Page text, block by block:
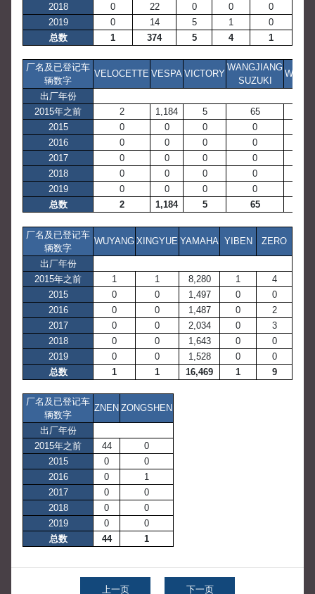
2018
0 22 0 0
0
2019
0 14 5 1
0
总数
1 374 5 4 1
厂名及已登记车
辆数字
VELOCETTE VESPA VICTORY
WANGJIANG
SUZUKI
出厂年份
2015年之前
2 1,184 5 65
2015
0 0 0 0
2016
0 0 0 0
2017
0 0 0 0
2018
0 0 0 0
2019
0 0 0 0
总数
2 1,184 5 65
厂名及已登记车
辆数字
WUYANG XINGYUE YAMAHA YIBEN ZERO
出厂年份
2015年之前
1 1 8,280 1
4
2015
0 0 1,497 0
0
2016
0 0 1,487 0
2
2017
0 0 2,034 0
3
2018
0 0 1,643 0
0
2019
0 0 1,528 0
0
总数
1 1 16,469 1 9
厂名及已登记车
辆数字
ZNEN ZONGSHEN
出厂年份
2015年之前
44
0
2015
0
0
2016
0
1
2017
0
0
2018
0
0
2019
0
0
总数
44 1
上一页 下一页